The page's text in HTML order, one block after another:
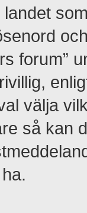
forum”
välja
så kan